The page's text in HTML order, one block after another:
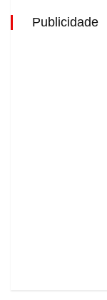
Publicidade